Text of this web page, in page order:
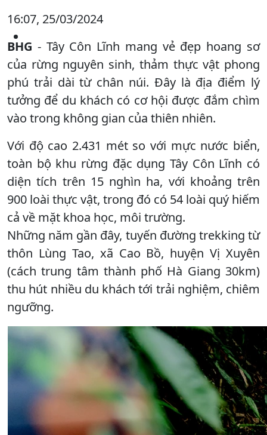
16:07, 25/03/2024
BHG - Tây Côn Lĩnh mang vẻ đẹp hoang sơ
của rừng nguyên sinh, thảm thực vật phong
phú trải dài từ chân núi. Đây là địa điểm lý
tưởng để du khách có cơ hội được đắm chìm
vào trong không gian của thiên nhiên.
Với độ cao 2.431 mét so với mực nước biển,
toàn bộ khu rừng đặc dụng Tây Côn Lĩnh có
diện tích trên 15 nghìn ha, với khoảng trên
900 loài thực vật, trong đó có 54 loài quý hiếm
cả về mặt khoa học, môi trường.
Những năm gần đây, tuyến đường trekking từ
thôn Lùng Tao, xã Cao Bồ, huyện Vị Xuyên
(cách trung tâm thành phố Hà Giang 30km)
thu hút nhiều du khách tới trải nghiệm, chiêm
ngưỡng.